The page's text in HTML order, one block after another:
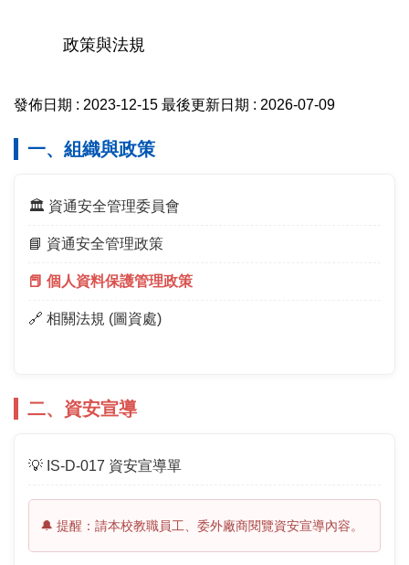
政策與法規
發佈日期 : 2023-12-15 最後更新日期 : 2026-07-09
一、組織與政策
🏛️ 資通安全管理委員會
📘 資通安全管理政策
📕 個人資料保護管理政策
🔗 相關法規 (圖資處)
二、資安宣導
💡 IS-D-017 資安宣導單
🔔 提醒：請本校教職員工、委外廠商閱覽資安宣導內容。